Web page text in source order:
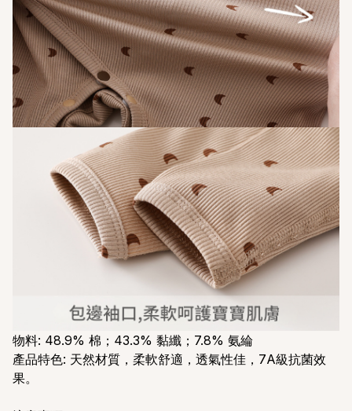
物料: 48.9% 棉；43.3% 黏纖；7.8% 氨綸
產品特色: 天然材質，柔軟舒適，透氣性佳，7A級抗菌效
果。